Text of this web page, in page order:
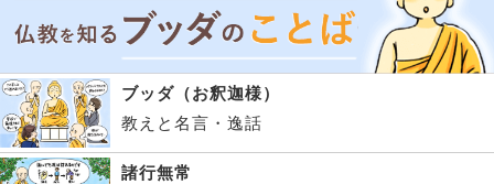
ブッダ（お釈迦様）
教えと名言・逸話
諸行無常